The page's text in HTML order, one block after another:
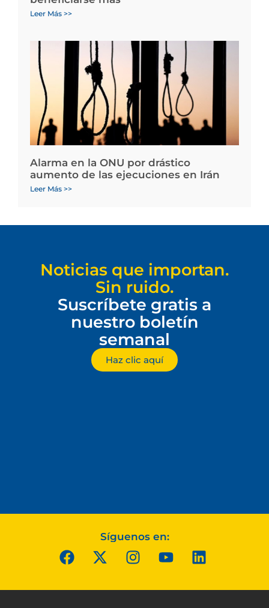
Leer Más >>
Alarma en la ONU por drástico
aumento de las ejecuciones en Irán
Leer Más >>
Noticias que importan.
Sin ruido.
Suscríbete gratis a
nuestro boletín
semanal
Haz clic aquí
Síguenos en: